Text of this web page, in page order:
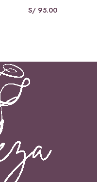
S/ 95.00